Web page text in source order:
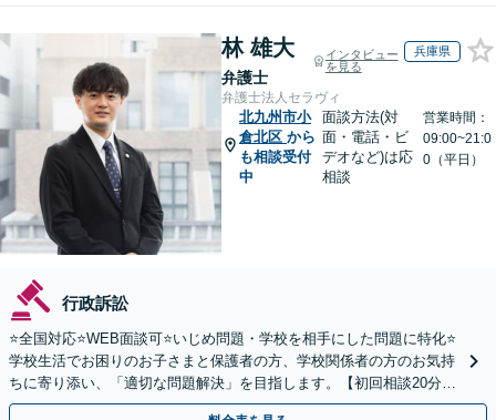
林 雄大
弁護士
インタビュー
を見る
兵庫県
弁護士法人セラヴィ
北九州市小
倉北区 から
も相談受付
中
面談方法(対
面・電話・ビ
デオなど)は応
相談
営業時間：
09:00~21:0
0（平日）
行政訴訟
⭐️全国対応⭐️WEB面談可⭐️いじめ問題・学校を相手にした問題に特化⭐️
学校生活でお困りのお子さまと保護者の方、学校関係者の方のお気持
ちに寄り添い、「適切な問題解決」を目指します。【初回相談20分無
料】